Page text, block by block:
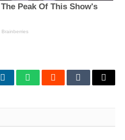
LinkedInWhatsAppRedditTumblrEmail